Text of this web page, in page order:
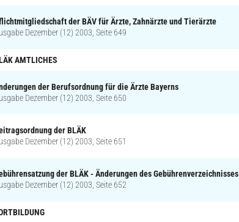
der BÄV für Ärzte, Zahnärzte und Tierärzte
Dezember (12) 2003, Seite 649
AMTLICHES
der Berufsordnung für die Ärzte Bayerns
Dezember (12) 2003, Seite 650
der BLÄK
Dezember (12) 2003, Seite 651
der BLÄK - Änderungen des Gebührenverzeichnisses
Dezember (12) 2003, Seite 652